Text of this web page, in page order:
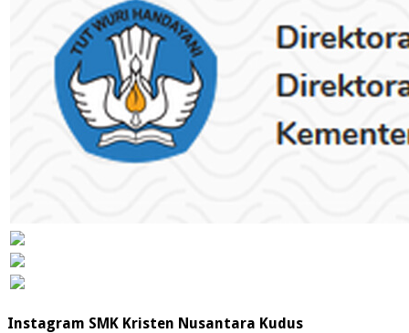
Instagram SMK Kristen Nusantara Kudus